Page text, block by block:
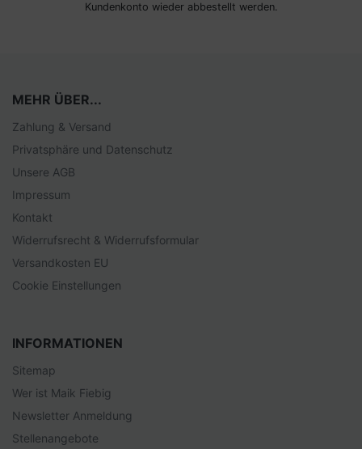
Kundenkonto wieder abbestellt werden.
MEHR ÜBER...
Zahlung & Versand
Privatsphäre und Datenschutz
Unsere AGB
Impressum
Kontakt
Widerrufsrecht & Widerrufsformular
Versandkosten EU
Cookie Einstellungen
INFORMATIONEN
Sitemap
Wer ist Maik Fiebig
Newsletter Anmeldung
Stellenangebote